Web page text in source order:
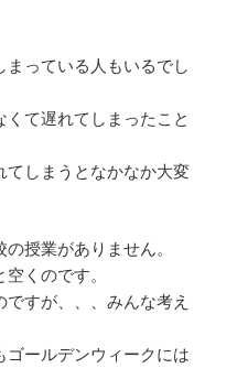
まっている人もいるでし
て遅れてしまったこと
てしまうとなかなか大変
授業がありません。
くのです。
すが、、、みんな考え
ゴールデンウィークには